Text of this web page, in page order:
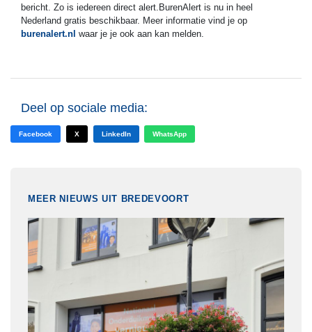
bericht. Zo is iedereen direct alert.BurenAlert is nu in heel
Nederland gratis beschikbaar. Meer informatie vind je op
burenalert.nl waar je je ook aan kan melden.
Deel op sociale media:
Facebook X LinkedIn WhatsApp
MEER NIEUWS UIT BREDEVOORT